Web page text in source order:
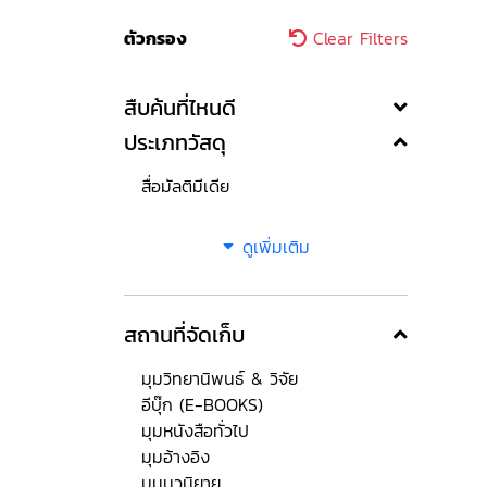
ตัวกรอง Clear Filters
สืบค้นที่ไหนดี
ประเภทวัสดุ
สื่อมัลติมีเดีย
ดูเพิ่มเติม
สถานที่จัดเก็บ
มุมวิทยานิพนธ์ & วิจัย
อีบุ๊ก (E-BOOKS)
มุมหนังสือทั่วไป
มุมอ้างอิง